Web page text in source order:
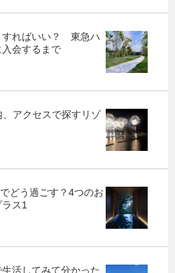
すればいい？ 東急ハ
会するまで
アクセスで探すリゾ
どう過ごす？4つのお
ス1
活してみて分かった